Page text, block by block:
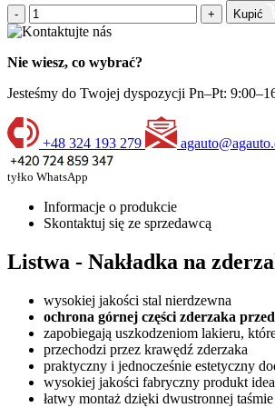
- + Kupić
Nie wiesz, co wybrać?
Jesteśmy do Twojej dyspozycji Pn–Pt:
+48 324 193 279
tyłko WhatsApp
Informacje o produkcie
Skontaktuj się ze sprzedawcą
Listwa - Nakładka na
wysokiej jakości stal nierdzewna
ochrona górnej części zderzaka
zapobiegają uszkodzeniom lakieru,
przechodzi przez krawędź zderzaka
praktyczny i jednocześnie estetyczny
wysokiej jakości fabryczny produkt
łatwy montaż dzięki dwustronnej